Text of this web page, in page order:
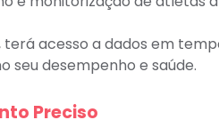
acesso a dados em
seu desempenho e saúde.
Preciso